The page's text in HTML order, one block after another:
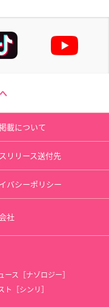
載について
リリース送付先
バシーポリシー
社
ース［ナゾロジー］
ト［シンリ］